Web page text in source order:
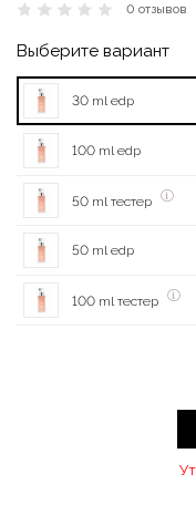
0 отзывов
Выберите вариант
30 ml edp
100 ml edp
50 ml тестер
50 ml edp
100 ml тестер